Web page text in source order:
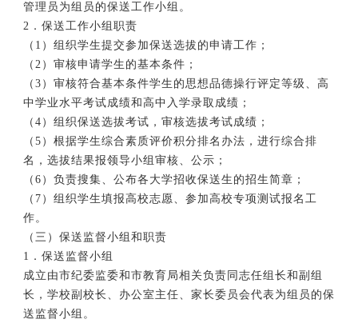
管理员为组员的保送工作小组。
2．保送工作小组职责
（1）组织学生提交参加保送选拔的申请工作；
（2）审核申请学生的基本条件；
（3）审核符合基本条件学生的思想品德操行评定等级、高
中学业水平考试成绩和高中入学录取成绩；
（4）组织保送选拔考试，审核选拔考试成绩；
（5）根据学生综合素质评价积分排名办法，进行综合排
名，选拔结果报领导小组审核、公示；
（6）负责搜集、公布各大学招收保送生的招生简章；
（7）组织学生填报高校志愿、参加高校专项测试报名工
作。
（三）保送监督小组和职责
1．保送监督小组
成立由市纪委监委和市教育局相关负责同志任组长和副组
长，学校副校长、办公室主任、家长委员会代表为组员的保
送监督小组。